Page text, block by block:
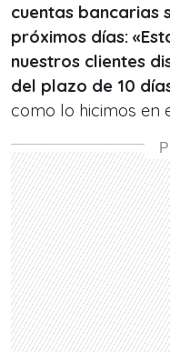
cuentas bancarias
próximos días: «
nuestros clientes
del plazo de 10
como lo hicimos en